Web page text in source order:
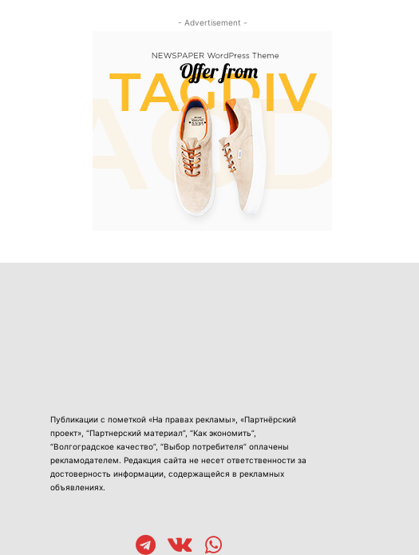
- Advertisement -
Публикации с пометкой «На правах рекламы», «Партнёрский
проект», “Партнерский материал”, “Как экономить”,
“Волгоградское качество”, “Выбор потребителя” оплачены
рекламодателем. Редакция сайта не несет ответственности за
достоверность информации, содержащейся в рекламных
объявлениях.